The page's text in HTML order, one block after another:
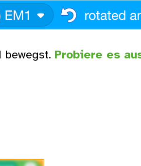
Probiere es